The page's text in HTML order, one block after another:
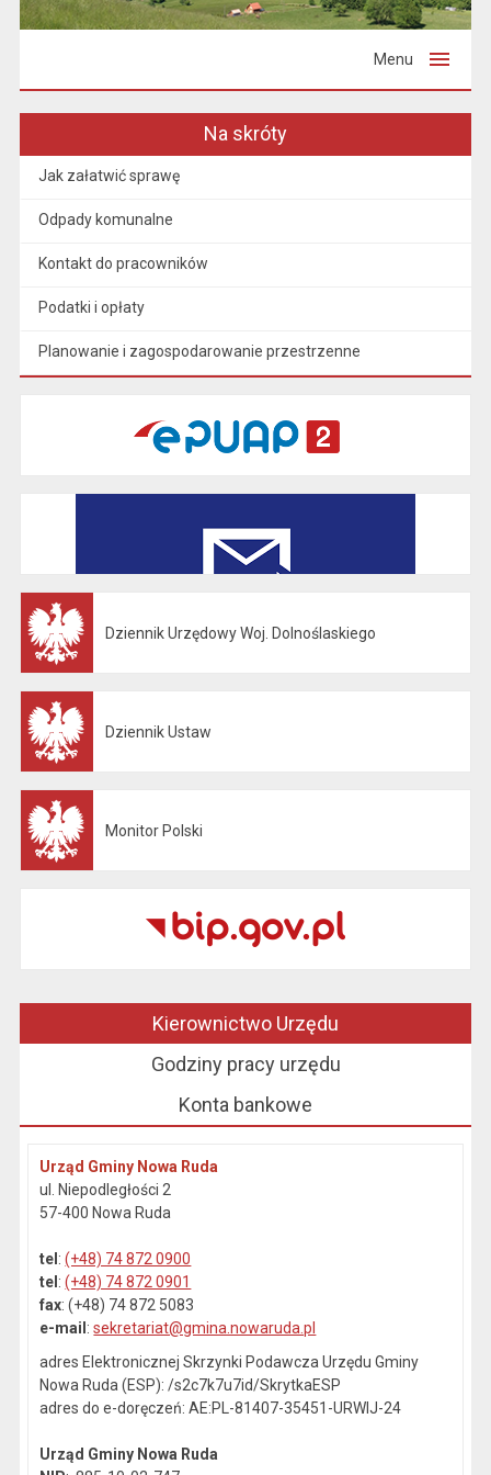
Menu
Na skróty
Jak załatwić sprawę
Odpady komunalne
Kontakt do pracowników
Podatki i opłaty
Planowanie i zagospodarowanie przestrzenne
Dziennik Urzędowy Woj. Dolnoślaskiego
Dziennik Ustaw
Monitor Polski
Kierownictwo Urzędu
Godziny pracy urzędu
Konta bankowe
Urząd Gminy Nowa Ruda
ul. Niepodległości 2
57-400 Nowa Ruda
tel :(+48) 74 872 0900
tel :(+48) 74 872 0901
fax: (+48) 74 872 5083
e-mail :sekretariat@gmina.nowaruda.pl
adres Elektronicznej Skrzynki Podawcza Urzędu Gminy
Nowa Ruda (ESP): /s2c7k7u7id/SkrytkaESP
adres do e-doręczeń: AE:PL-81407-35451-URWIJ-24
Urząd Gminy Nowa Ruda